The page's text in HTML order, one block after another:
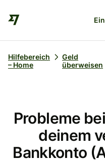
Hilfebereich
– Home
Geld
überweisen
Probleme
deinem
Bankkonto